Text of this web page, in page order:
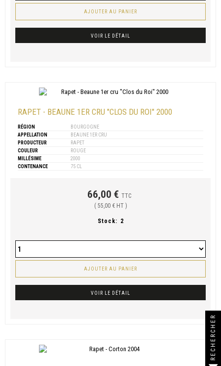
AJOUTER AU PANIER
VOIR LE DÉTAIL
RAPET - BEAUNE 1ER CRU "CLOS DU ROI" 2000
RÉGION
BOURGOGNE
APPELLATION
BEAUNE 1ER CRU
PRODUCTEUR
RAPET
COULEUR
ROUGE
MILLÉSIME
2000
CONTENANCE
75 CL
66,00 € TTC
( 55,00 € HT )
Stock: 2
AJOUTER AU PANIER
VOIR LE DÉTAIL
RECHERCHER